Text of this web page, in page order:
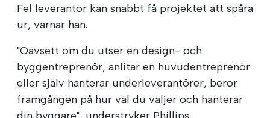
Fel leverantör kan snabbt få projektet att spåra
ur, varnar han.
"Oavsett om du utser en design- och
byggentreprenör, anlitar en huvudentreprenör
eller själv hanterar underleverantörer, beror
framgången på hur väl du väljer och hanterar